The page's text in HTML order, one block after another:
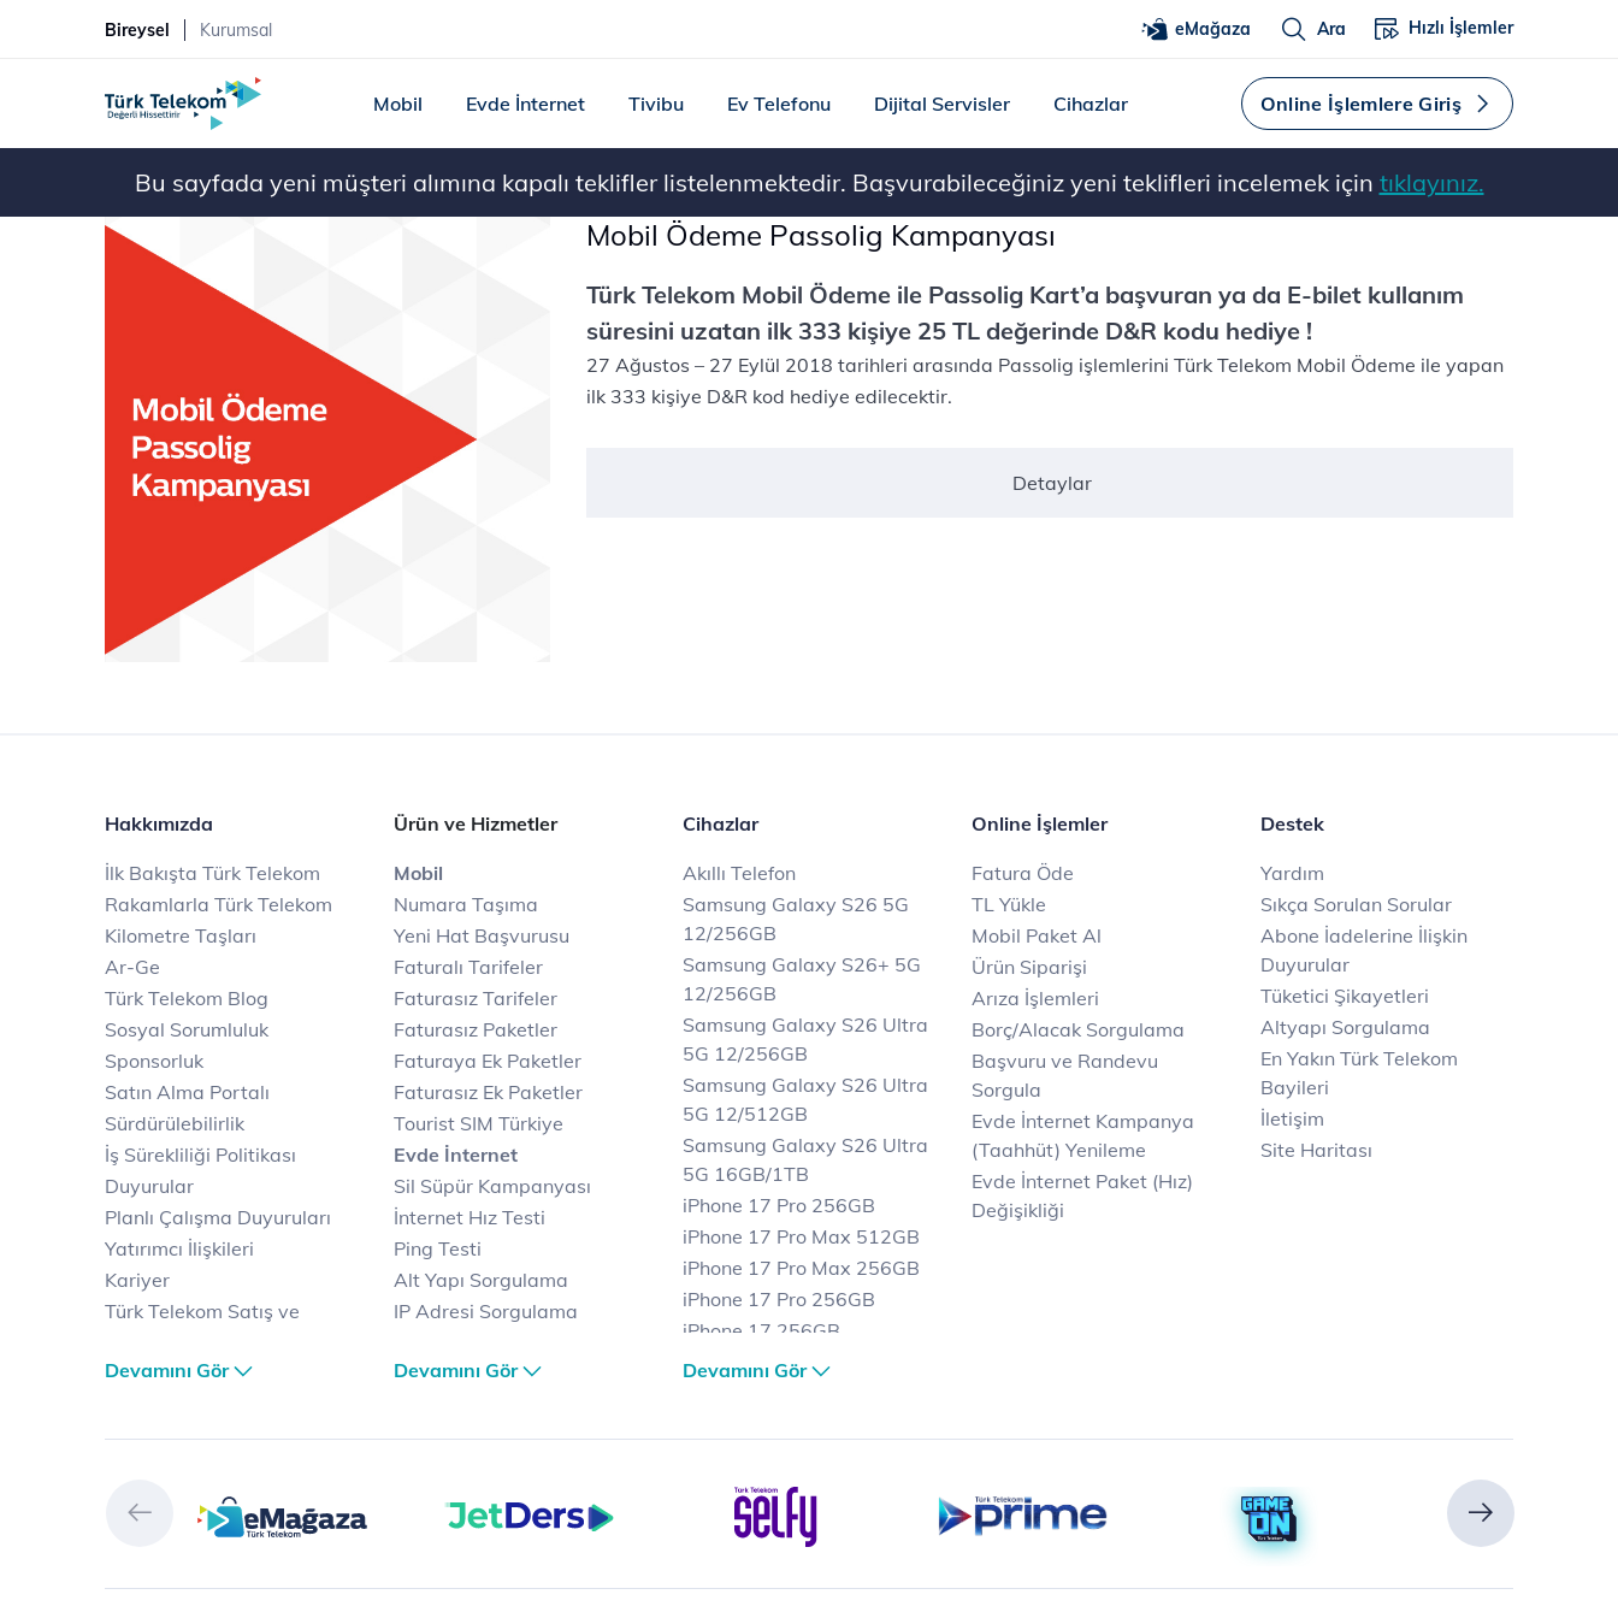
Bireysel Kurumsal eMağaza Ara Hızlı İşlemler
Mobil Evde İnternet Tivibu Ev Telefonu Dijital Servisler Cihazlar Online İşlemlere Giriş
Bu sayfada yeni müşteri alımına kapalı teklifler listelenmektedir. Başvurabileceğiniz yeni teklifleri incelemek için tıklayınız.
Mobil Ödeme Passolig Kampanyası
Türk Telekom Mobil Ödeme ile Passolig Kart’a başvuran ya da E-bilet kullanım
süresini uzatan ilk 333 kişiye 25 TL değerinde D&R kodu hediye !
27 Ağustos – 27 Eylül 2018 tarihleri arasında Passolig işlemlerini Türk Telekom Mobil Ödeme ile yapan
ilk 333 kişiye D&R kod hediye edilecektir.​​
Detaylar
Hakkımızda
İlk Bakışta Türk Telekom
Rakamlarla Türk Telekom
Kilometre Taşları
Ar-Ge
Türk Telekom Blog
Sosyal Sorumluluk
Sponsorluk
Satın Alma Portalı
Sürdürülebilirlik
İş Sürekliliği Politikası
Duyurular
Planlı Çalışma Duyuruları
Yatırımcı İlişkileri
Kariyer
Türk Telekom Satış ve
Türk Telekom Finansal
Türk Telekom Afet Tedbirleri
Prime
Tivibu
Devamını Gör
Ürün ve Hizmetler
Mobil
Numara Taşıma
Yeni Hat Başvurusu
Faturalı Tarifeler
Faturasız Tarifeler
Faturasız Paketler
Faturaya Ek Paketler
Faturasız Ek Paketler
Tourist SIM Türkiye
Evde İnternet
Sil Süpür Kampanyası
İnternet Hız Testi
Ping Testi
Alt Yapı Sorgulama
IP Adresi Sorgulama
Avantajlı İnternet
Fiber İnternet
İnternet Kampanyaları
Ev Telefonu
Muud
Devamını Gör
Cihazlar
Akıllı Telefon
Samsung Galaxy S26 5G
12/256GB
Samsung Galaxy S26+ 5G
12/256GB
Samsung Galaxy S26 Ultra
5G 12/256GB
Samsung Galaxy S26 Ultra
5G 12/512GB
Samsung Galaxy S26 Ultra
5G 16GB/1TB
iPhone 17 Pro 256GB
iPhone 17 Pro Max 512GB
iPhone 17 Pro Max 256GB
iPhone 17 Pro 256GB
iPhone 17 256GB
iPhone 17 Air 256GB
Casper Nirvana C370
Notebook
Devamını Gör
Online İşlemler
Fatura Öde
TL Yükle
Mobil Paket Al
Ürün Siparişi
Arıza İşlemleri
Borç/Alacak Sorgulama
Başvuru ve Randevu
Sorgula
Evde İnternet Kampanya
(Taahhüt) Yenileme
Evde İnternet Paket (Hız)
Değişikliği
Destek
Yardım
Sıkça Sorulan Sorular
Abone İadelerine İlişkin
Duyurular
Tüketici Şikayetleri
Altyapı Sorgulama
En Yakın Türk Telekom
Bayileri
İletişim
Site Haritası